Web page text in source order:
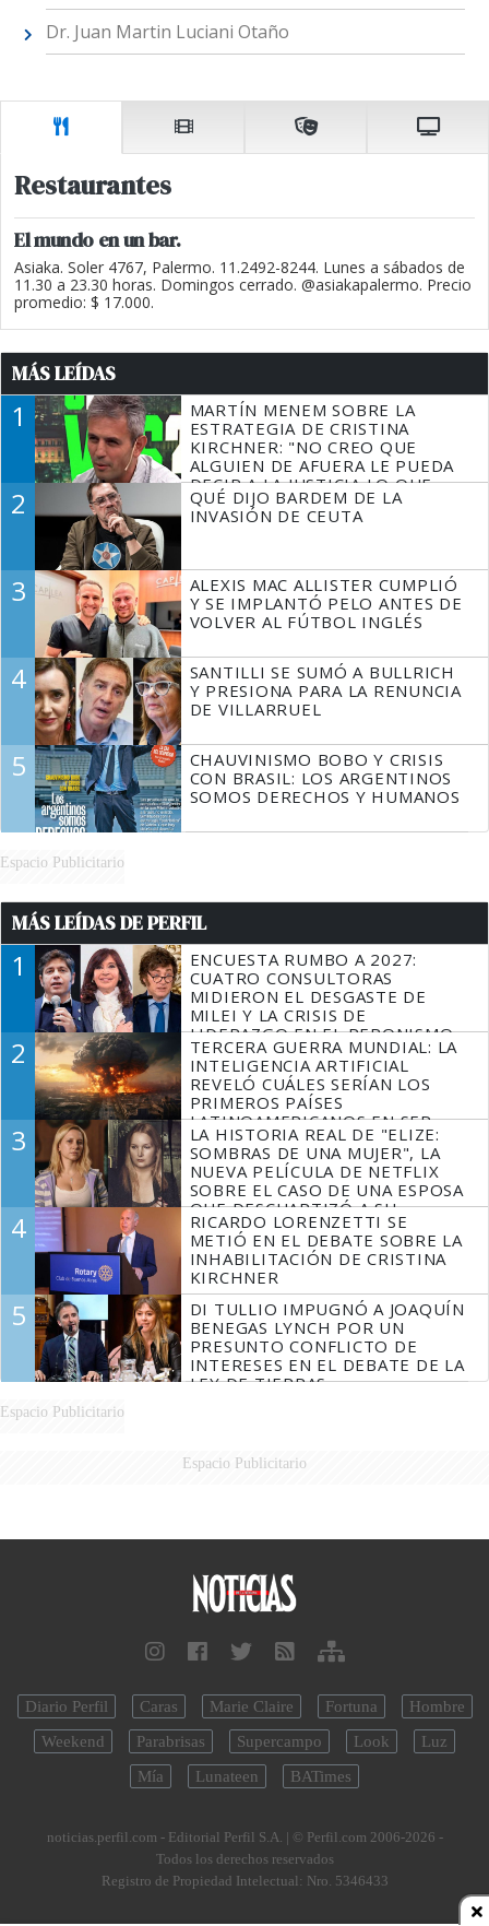
Dr. Juan Martin Luciani Otaño
Restaurantes
El mundo en un bar.
Asiaka. Soler 4767, Palermo. 11.2492-8244. Lunes a sábados de
11.30 a 23.30 horas. Domingos cerrado. @asiakapalermo. Precio
promedio: $ 17.000.
MÁS LEÍDAS
1
MARTÍN MENEM SOBRE LA
ESTRATEGIA DE CRISTINA
KIRCHNER: "NO CREO QUE
ALGUIEN DE AFUERA LE PUEDA
DECIR A LA JUSTICIA LO QUE
TIENE QUE HACER"
2
QUÉ DIJO BARDEM DE LA
INVASIÓN DE CEUTA
3
ALEXIS MAC ALLISTER CUMPLIÓ
Y SE IMPLANTÓ PELO ANTES DE
VOLVER AL FÚTBOL INGLÉS
4
SANTILLI SE SUMÓ A BULLRICH
Y PRESIONA PARA LA RENUNCIA
DE VILLARRUEL
5
CHAUVINISMO BOBO Y CRISIS
CON BRASIL: LOS ARGENTINOS
SOMOS DERECHOS Y HUMANOS
Espacio Publicitario
MÁS LEÍDAS DE PERFIL
1
ENCUESTA RUMBO A 2027:
CUATRO CONSULTORAS
MIDIERON EL DESGASTE DE
MILEI Y LA CRISIS DE
LIDERAZGO EN EL PERONISMO
2
TERCERA GUERRA MUNDIAL: LA
INTELIGENCIA ARTIFICIAL
REVELÓ CUÁLES SERÍAN LOS
PRIMEROS PAÍSES
LATINOAMERICANOS EN SER
DERROTADOS
3
LA HISTORIA REAL DE "ELIZE:
SOMBRAS DE UNA MUJER", LA
NUEVA PELÍCULA DE NETFLIX
SOBRE EL CASO DE UNA ESPOSA
QUE DESCUARTIZÓ A SU
MARIDO
4
RICARDO LORENZETTI SE
METIÓ EN EL DEBATE SOBRE LA
INHABILITACIÓN DE CRISTINA
KIRCHNER
5
DI TULLIO IMPUGNÓ A JOAQUÍN
BENEGAS LYNCH POR UN
PRESUNTO CONFLICTO DE
INTERESES EN EL DEBATE DE LA
LEY DE TIERRAS
Espacio Publicitario
Espacio Publicitario
Diario Perfil Caras Marie Claire Fortuna
Hombre
Weekend
Parabrisas Supercampo Look
Luz
Mía
Lunateen BATimes
noticias.perfil.com - Editorial Perfil S.A. | © Perfil.com 2006-2026 -
Todos los derechos reservados
Registro de Propiedad Intelectual: Nro. 5346433